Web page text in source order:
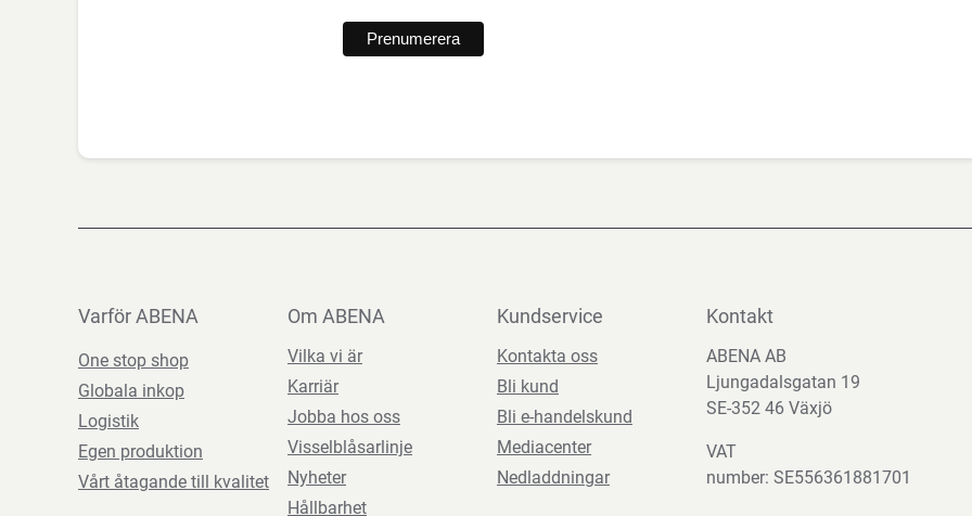
Varför ABENA
One stop shop
Globala inkop
Logistik
Egen produktion
Vårt åtagande till kvalitet
Om ABENA
Vilka vi är
Karriär
Jobba hos oss
Visselblåsarlinje
Nyheter
Hållbarhet
Kundservice
Kontakta oss
Bli kund
Bli e-handelskund
Mediacenter
Nedladdningar
Kontakt
ABENA AB
Ljungadalsgatan 19
SE-352 46 Växjö
VAT
number: SE556361881701